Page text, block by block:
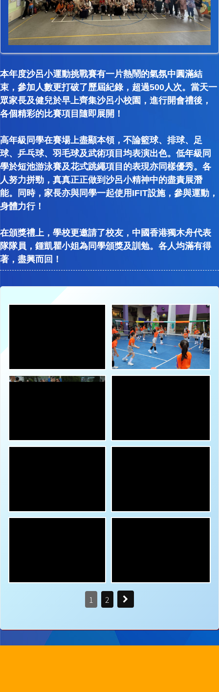
本年度沙呂小運動挑戰賽有一片熱鬧的氣氛中圓滿結
束，參加人數更打破了歷屆紀錄，超過500人次。當天一
眾家長及健兒於早上齊集沙呂小校園，進行開會禮後，
各個精彩的比賽項目隨即展開！
高年級同學在賽場上盡顯本領，不論籃球、排球、足
球、乒乓球、羽毛球及武術項目均表演出色。低年級同
學於短池游泳賽及花式跳繩項目的表現亦同樣優秀。各
人努力拼勁，真真正正做到沙呂小精神中的盡責展潛
能。同時，家長亦與同學一起使用IFIT設施，參與運動，
身體力行！
在頒獎禮上，學校更邀請了校友，中國香港獨木舟代表
隊隊員，鍾凱瞿小姐為同學頒獎及訓勉。各人均滿有得
著，盡興而回！
1 2